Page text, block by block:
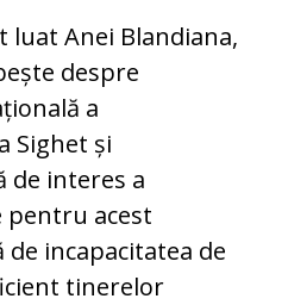
luat Anei Blandiana,
despre
a
Sighet și
de interes a
acest
incapacitatea de
tinerelor